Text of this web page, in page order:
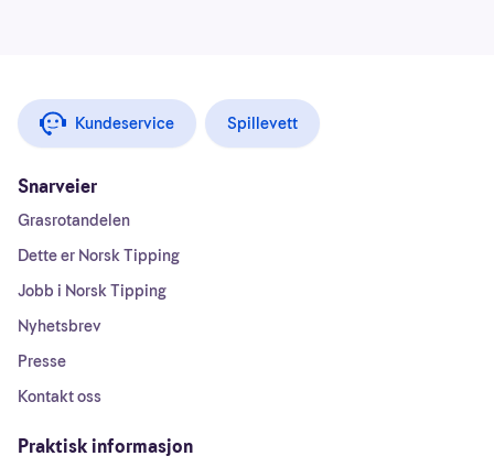
Kundeservice Spillevett
Snarveier
Grasrotandelen
Dette er Norsk Tipping
Jobb i Norsk Tipping
Nyhetsbrev
Presse
Kontakt oss
Praktisk informasjon